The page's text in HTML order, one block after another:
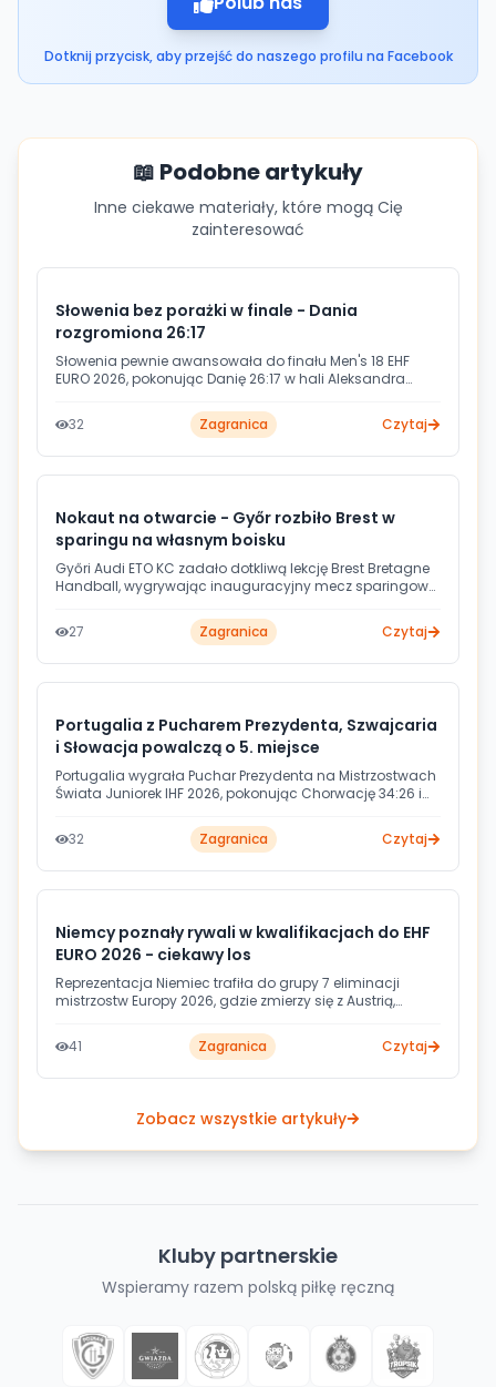
Dotknij przycisk, aby przejść do naszego profilu na Facebook
📖 Podobne artykuły
Inne ciekawe materiały, które mogą Cię
zainteresować
Słowenia bez porażki w finale - Dania
rozgromiona 26:17
Słowenia pewnie awansowała do finału Men's 18 EHF
EURO 2026, pokonując Danię 26:17 w hali Aleksandra
bilans w turnieju i w niedzielę zmierzą się z Niemcami o
tytuł mistrza Europy.
32 Zagranica Czytaj
Nokaut na otwarcie - Győr rozbiło Brest w
sparingu na własnym boisku
Győri Audi ETO KC zadało dotkliwą lekcję Brest Bretagne
Handball, wygrywając inauguracyjny mecz sparingowy
2000 kibiców. Jedną z bohaterek zwycięstwa była nowa
zawodniczka Győru - Francuzka Sarah Bouktit.
27 Zagranica Czytaj
Portugalia z Pucharem Prezydenta, Szwajcaria
i Słowacja powalczą o 5. miejsce
Portugalia wygrała Puchar Prezydenta na Mistrzostwach
Świata Juniorek IHF 2026, pokonując Chorwację 34:26 i
zmierzą się Szwajcaria ze Słowacją, które pokonały
odpowiednio Chiny i Węgry.
32 Zagranica Czytaj
Niemcy poznały rywali w kwalifikacjach do EHF
EURO 2026 - ciekawy los
Reprezentacja Niemiec trafiła do grupy 7 eliminacji
mistrzostw Europy 2026, gdzie zmierzy się z Austrią,
listopad 2024 roku, a ostatnia kolejka odbędzie się 11
maja 2025. O awans na turniej powalczy łącznie 32
41 Zagranica Czytaj
Zobacz wszystkie artykuły
Kluby partnerskie
Wspieramy razem polską piłkę ręczną